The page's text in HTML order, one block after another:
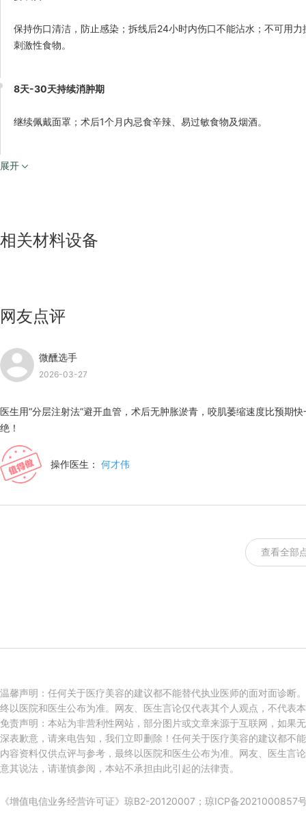
保持伤口清洁，防止感染；拆线后24小时内伤口不能沾水；不可用
刺激性食物。
8天-30天持续消肿期
继续佩戴面罩；术后1个月内忌食辛辣、易过敏食物及烟酒。
展开
相关材料设备
网友点评
微醺选手
2026-03-27
医生用“分层注射法”避开血管，术后无肿胀淤青，咬肌萎缩速度比预期
绝！
操作医生： 何才伟
查看全部
温馨声明：任何关于医疗美容的建议都不能替代执业医师的面对面诊断
终以医院和医生公布为准。网友、医生言论仅代表其个人观点，不代表
免责声明：本站为非营利性网站，部分图片或文章来源于互联网，如果
深表歉意，请来电告知，我们立即删除！任何关于医疗美容的建议都不
内容资料仅供点评与参考，最终以医院和医生公布为准。网友、医生言
意其说法，请谨慎参阅，本站不承担由此引起的法律责。
《增值电信业务经营许可证》琼B2-20120007； 琼ICP备2021000857